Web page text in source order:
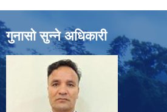
गुनासो सुन्ने अधिकारी